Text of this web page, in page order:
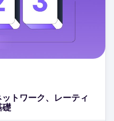
トワーク、レーティ
礎